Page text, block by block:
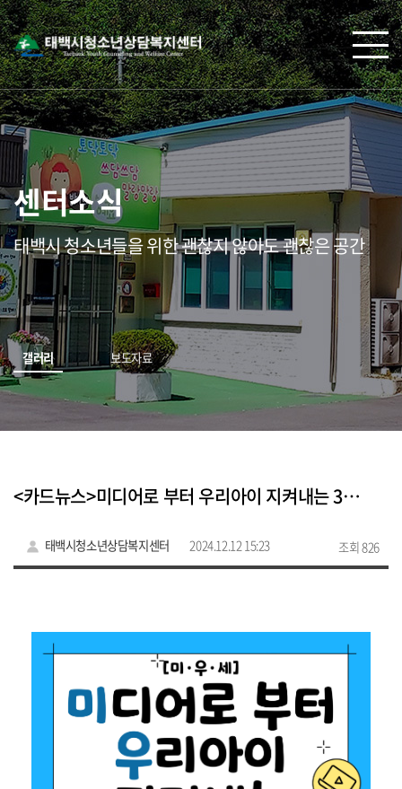
센터소식
태백시 청소년들을 위한 괜찮지 않아도 괜찮은 공간
갤러리 보도자료
<카드뉴스>미디어로 부터 우리아이 지켜내는 3가지 방법
태백시청소년상담복지센터 2024.12.12 15:23 조회 826